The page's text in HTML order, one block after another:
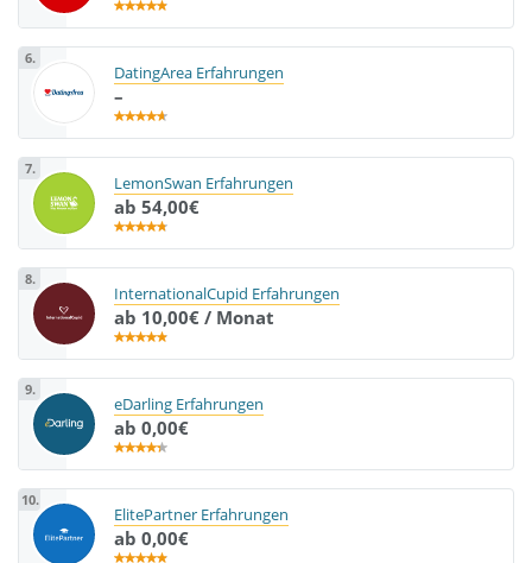
6.
DatingArea Erfahrungen
–
7.
LemonSwan Erfahrungen
ab 54,00€
8.
InternationalCupid Erfahrungen
ab 10,00€ / Monat
9.
eDarling Erfahrungen
ab 0,00€
10.
ElitePartner Erfahrungen
ab 0,00€